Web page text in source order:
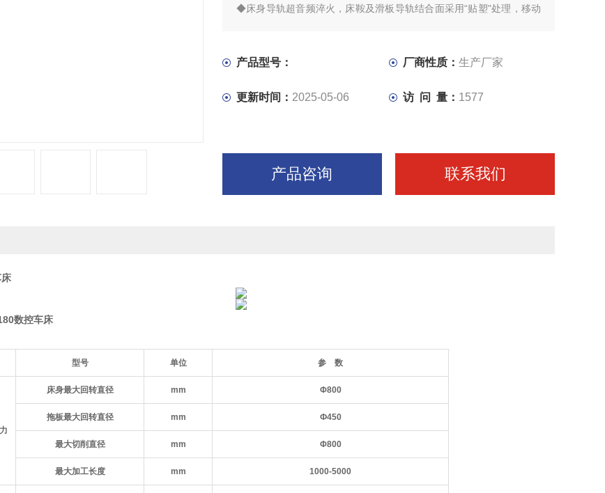
◆床身导轨超音频淬火，床鞍及滑板导轨结合面采用“贴塑"处理，移动
定位准确，传动效率高。
内无极调速
产品型号： 厂商性质： 生产厂家
更新时间： 2025-05-06 访 问 量： 1577
产品咨询 联系我们
数控车床
型号 单位 参 数
床身最大回转直径 mm Φ800
拖板最大回转直径 mm Ф450
最大切削直径 mm Φ800
最大加工长度 mm 1000-5000